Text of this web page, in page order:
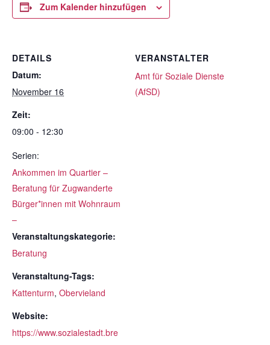
Zum Kalender hinzufügen
DETAILS
Datum:
November 16
Zeit:
09:00 - 12:30
Serien:
Ankommen im Quartier –
Beratung für Zugwanderte
Bürger*innen mit Wohnraum
–
Veranstaltungskategorie:
Beratung
Veranstaltung-Tags:
Kattenturm, Obervieland
Website:
https://www.sozialestadt.bre
VERANSTALTER
Amt für Soziale Dienste
(AfSD)